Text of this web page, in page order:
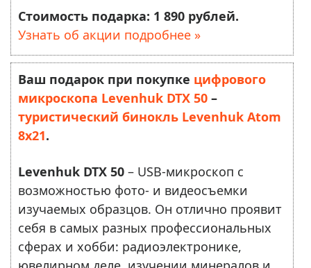
Стоимость подарка: 1 890 рублей.
Узнать об акции подробнее »
Ваш подарок при покупке цифрового
микроскопа Levenhuk DTX 50 –
туристический бинокль Levenhuk Atom
8x21.
Levenhuk DTX 50 – USB-микроскоп с
возможностью фото- и видеосъемки
изучаемых образцов. Он отлично проявит
себя в самых разных профессиональных
сферах и хобби: радиоэлектронике,